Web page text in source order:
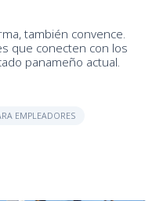
también convence.
que conecten con los
panameño actual.
EMPLEADORES